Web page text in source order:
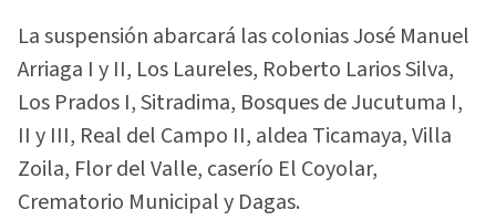
La suspensión abarcará las colonias José Manuel
Arriaga I y II, Los Laureles, Roberto Larios Silva,
Los Prados I, Sitradima, Bosques de Jucutuma I,
II y III, Real del Campo II, aldea Ticamaya, Villa
Zoila, Flor del Valle, caserío El Coyolar,
Crematorio Municipal y Dagas.